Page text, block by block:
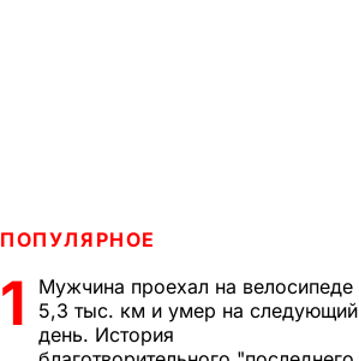
ПОПУЛЯРНОЕ
1
Мужчина проехал на велосипеде
5,3 тыс. км и умер на следующий
день. История